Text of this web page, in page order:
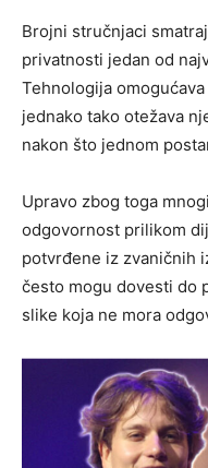
Brojni stručnjaci
privatnosti jedan od
Tehnologija
jednako tako otežava
nakon što jednom
Upravo zbog toga
odgovornost prilikom
potvrđene iz zvaničnih
često mogu dovesti do
slike koja ne mora